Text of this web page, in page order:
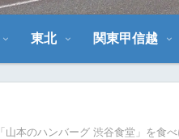
東北 関東甲信越
「山本のハンバーグ 渋谷食堂」を食